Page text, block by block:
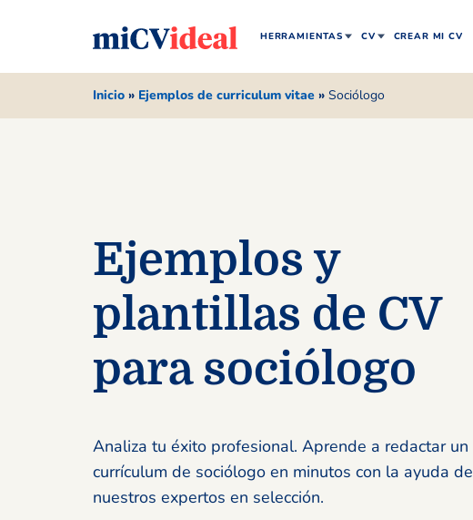
HERRAMIENTAS CV CREAR MI CV
Inicio » Ejemplos de curriculum vitae » Sociólogo
Ejemplos y
plantillas de CV
para sociólogo
Analiza tu éxito profesional. Aprende a redactar un
currículum de sociólogo en minutos con la ayuda de
nuestros expertos en selección.